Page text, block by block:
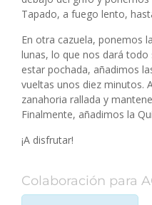
Tapado, a fuego lento,
En otra cazuela, ponemos
lunas, lo que nos dará todo
estar pochada, añadimos
vueltas unos diez minutos.
zanahoria rallada y
Finalmente, añadimos la
¡A disfrutar!
Colaboración para